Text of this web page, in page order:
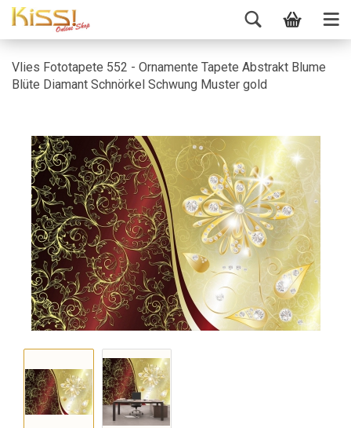
Vlies Fototapete 552 - Ornamente Tapete Abstrakt Blume
Blüte Diamant Schnörkel Schwung Muster gold